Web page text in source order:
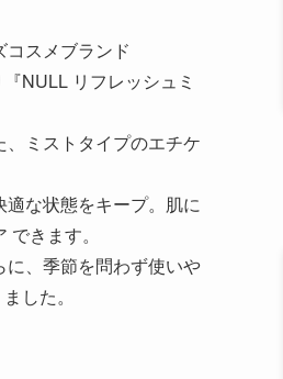
スメブランド
NULL リフレッシュミ
ミストタイプのエチケ
な状態をキープ。肌に
きます。
、季節を問わず使いや
した。